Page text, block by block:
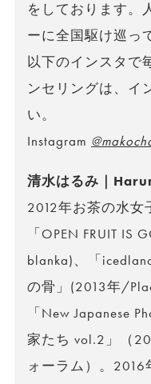
をしております。
ーに全国駆け巡っ
以下のインスタで
ンセリングは、イ
い。
Instagram
清水はるみ｜
2012年お茶の水女
「OPEN FRUIT
blanka)、「
の骨」(2013年/
「New Japanese
家たち vol.2」（
ォーラム）。